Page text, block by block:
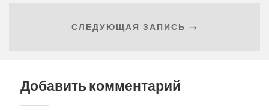
СЛЕДУЮЩАЯ ЗАПИСЬ →
Добавить комментарий